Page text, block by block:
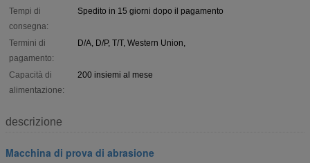
Tempi di
consegna:
Spedito in 15 giorni dopo il pagamento
Termini di
pagamento:
D/A, D/P, T/T, Western Union,
Capacità di
alimentazione:
200 insiemi al mese
descrizione
Macchina di prova di abrasione